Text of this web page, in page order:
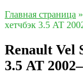
Главная страница »
хетчбэк 3.5 AT
Renault Vel
3.5 AT